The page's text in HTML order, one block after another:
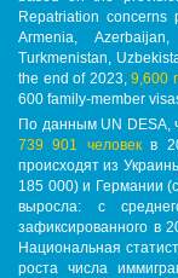
Repatriation
Armenia,
Turkmenistan,
the end of 2023,9,600
600 family-member
По данным UN DESA,
739 901 человекв
происходят из
185 000) и Германии
выросла: с
зафиксированного в
Национальная
роста числа